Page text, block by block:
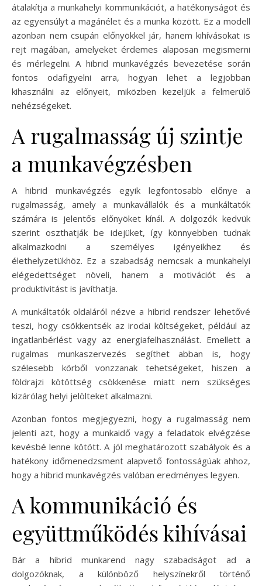
átalakítja a munkahelyi kommunikációt, a hatékonyságot és
az egyensúlyt a magánélet és a munka között. Ez a modell
azonban nem csupán előnyökkel jár, hanem kihívásokat is
rejt magában, amelyeket érdemes alaposan megismerni
és mérlegelni. A hibrid munkavégzés bevezetése során
fontos odafigyelni arra, hogyan lehet a legjobban
kihasználni az előnyeit, miközben kezeljük a felmerülő
nehézségeket.
A rugalmasság új szintje
a munkavégzésben
A hibrid munkavégzés egyik legfontosabb előnye a
rugalmasság, amely a munkavállalók és a munkáltatók
számára is jelentős előnyöket kínál. A dolgozók kedvük
szerint oszthatják be idejüket, így könnyebben tudnak
alkalmazkodni a személyes igényeikhez és
élethelyzetükhöz. Ez a szabadság nemcsak a munkahelyi
elégedettséget növeli, hanem a motivációt és a
produktivitást is javíthatja.
A munkáltatók oldaláról nézve a hibrid rendszer lehetővé
teszi, hogy csökkentsék az irodai költségeket, például az
ingatlanbérlést vagy az energiafelhasználást. Emellett a
rugalmas munkaszervezés segíthet abban is, hogy
szélesebb körből vonzzanak tehetségeket, hiszen a
földrajzi kötöttség csökkenése miatt nem szükséges
kizárólag helyi jelölteket alkalmazni.
Azonban fontos megjegyezni, hogy a rugalmasság nem
jelenti azt, hogy a munkaidő vagy a feladatok elvégzése
kevésbé lenne kötött. A jól meghatározott szabályok és a
hatékony időmenedzsment alapvető fontosságúak ahhoz,
hogy a hibrid munkavégzés valóban eredményes legyen.
A kommunikáció és
együttműködés kihívásai
Bár a hibrid munkarend nagy szabadságot ad a
dolgozóknak, a különböző helyszínekről történő